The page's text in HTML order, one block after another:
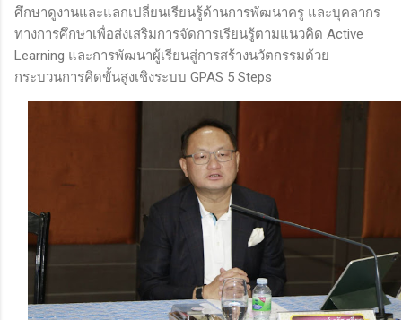
ศึกษาดูงานและแลกเปลี่ยนเรียนรู้ด้านการพัฒนาครู และบุคลากร
ทางการศึกษาเพื่อส่งเสริมการจัดการเรียนรู้ตามแนวคิด Active
Learning และการพัฒนาผู้เรียนสู่การสร้างนวัตกรรมด้วย
กระบวนการคิดขั้นสูงเชิงระบบ GPAS 5 Steps